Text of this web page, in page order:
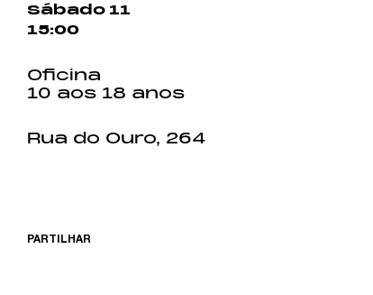
Sábado 11
15:00
Oficina
10 aos 18 anos
Rua do Ouro, 264
PARTILHAR